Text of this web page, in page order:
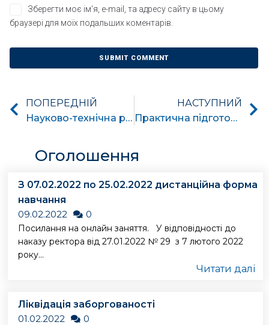
Зберегти моє ім'я, e-mail, та адресу сайту в цьому
браузері для моїх подальших коментарів.
ПОПЕРЕДНІЙ
Науково-технічна рада НПЦР ОЕС України заслухала доповіді викладачі кафедри ЕСіМ та прийняла рішення щодо внесення результатів до нормативних документів
НАСТУПНИЙ
Практична підготовка студентів. Eкскурсія на підстанцію 110/35/10кВ “Березна”
Оголошення
З 07.02.2022 по 25.02.2022 дистанційна форма
навчання
09.02.2022
0
Посилання на онлайн заняття. У відповідності до
наказу ректора від 27.01.2022 № 29 з 7 лютого 2022
року...
Читати далі
Ліквідація заборгованості
01.02.2022
0